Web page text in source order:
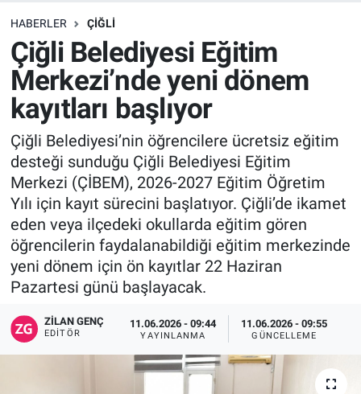
HABERLER ÇIĞLI
Çiğli Belediyesi Eğitim
Merkezi’nde yeni dönem
kayıtları başlıyor
Çiğli Belediyesi’nin öğrencilere ücretsiz eğitim
desteği sunduğu Çiğli Belediyesi Eğitim
Merkezi (ÇİBEM), 2026-2027 Eğitim Öğretim
Yılı için kayıt sürecini başlatıyor. Çiğli’de ikamet
eden veya ilçedeki okullarda eğitim gören
öğrencilerin faydalanabildiği eğitim merkezinde
yeni dönem için ön kayıtlar 22 Haziran
Pazartesi günü başlayacak.
ZILAN GENÇ
EDITÖR
11.06.2026 - 09:44
YAYINLANMA
11.06.2026 - 09:55
GÜNCELLEME